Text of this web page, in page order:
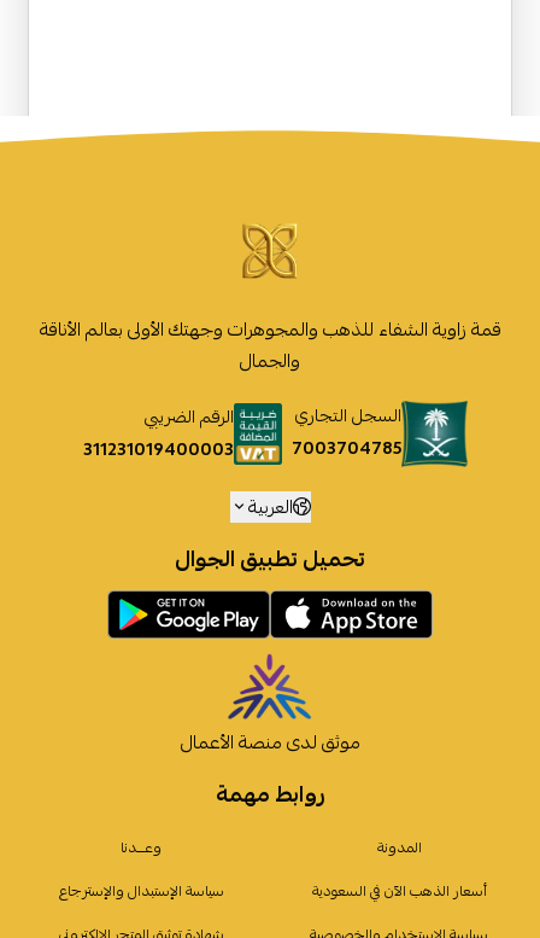
روابط مهمة
المدونة
وعـــدنا
أسعار الذهب الآن في السعودية
سياسة الإستبدال والإسترجاع
قمة زاوية الشفاء للذهب والمجوهرات وجهتك الأولى بعالم الأناقة
والجمال
السجل التجاري
7003704785
الرقم الضريبي
311231019400003
العربية
تحميل تطبيق الجوال
موثق لدى منصة الأعمال